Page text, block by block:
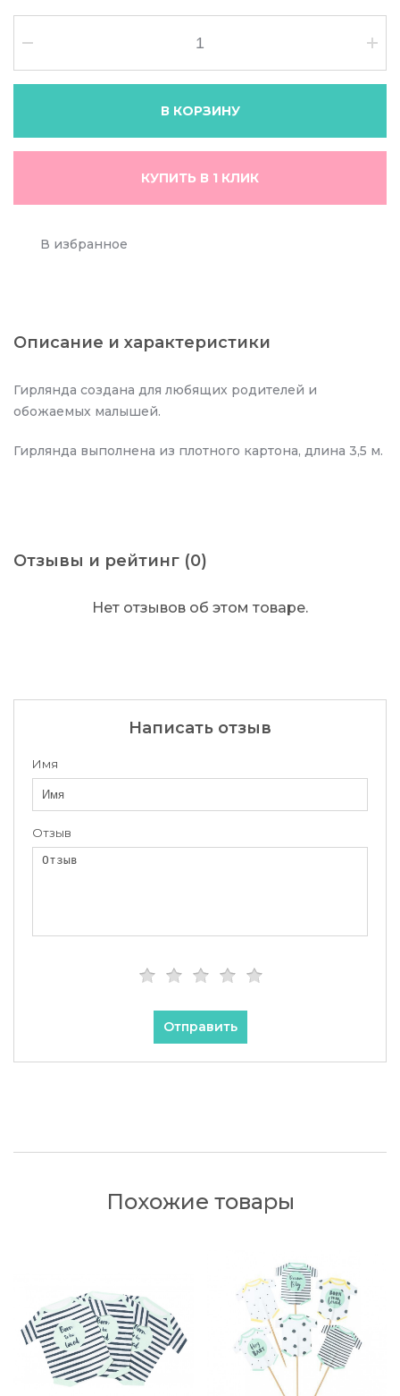
В КОРЗИНУ
КУПИТЬ В 1 КЛИК
В избранное
Описание и характеристики
Гирлянда создана для любящих родителей и
обожаемых малышей.
Гирлянда выполнена из плотного картона, длина 3,5 м.
Отзывы и рейтинг (0)
Нет отзывов об этом товаре.
Написать отзыв
Имя
Отзыв
Отправить
Похожие товары